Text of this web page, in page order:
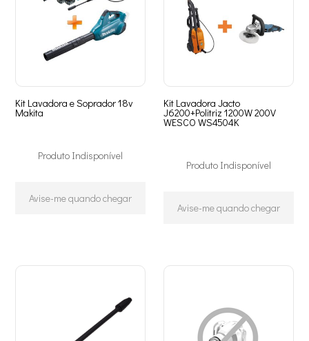
Kit Lavadora e Soprador 18v
Makita
Produto Indisponível
Avise-me quando chegar
Kit Lavadora Jacto
J6200+Politriz 1200W 200V
WESCO WS4504K
Produto Indisponível
Avise-me quando chegar